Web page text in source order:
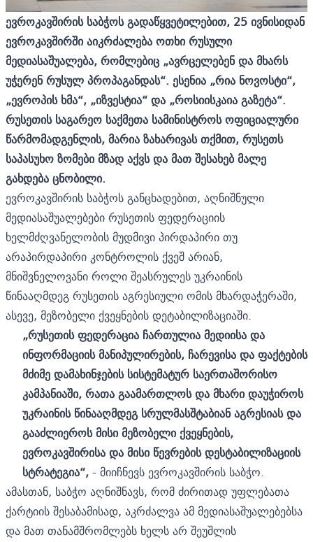
ევროკავშირის საბჭოს გადაწყვეტილებით, 25 ივნისიდან
ევროკავშირში აიკრძალება ოთხი რუსული
მედიასაშუალება, რომლებიც „ავრცელებენ და მხარს
უჭერენ რუსულ პროპაგანდას“. ესენია „რია ნოვოსტი“,
„ევროპის ხმა“, „იზვესტია“ და „როსიისკაია გაზეტა“.
რუსეთის საგარეო საქმეთა სამინისტროს ოფიციალური
წარმომადგენლის, მარია ზახარივას თქმით, რუსეთს
საპასუხო ზომები მზად აქვს და მათ შესახებ მალე
გახდება ცნობილი.
ევროკავშირის საბჭოს განცხადებით, აღნიშნული
მედიასაშუალებები რუსეთის ფედერაციის
ხელმძღვანელობის მუდმივი პირდაპირი თუ
არაპირდაპირი კონტროლის ქვეშ არიან,
მნიშვნელოვანი როლი შეასრულეს უკრაინის
წინააღმდეგ რუსეთის აგრესიული ომის მხარდაჭერაში,
ასევე, მეზობელი ქვეყნების დეტაბილიზაციაში.
„რუსეთის ფედერაცია ჩართულია მედიისა და
ინფორმაციის მანიპულირების, ჩარევისა და ფაქტების
მძიმე დამახინჯების სისტემატურ საერთაშორისო
კამპანიაში, რათა გაამართლოს და მხარი დაუჭიროს
უკრაინის წინააღმდეგ სრულმასშტაბიან აგრესიას და
გააძლიეროს მისი მეზობელი ქვეყნების,
ევროკავშირისა და მისი წევრების დესტაბილიზაციის
სტრატეგია“,- მიიჩნევსევროკავშირის საბჭო.
ამასთან, საბჭო აღნიშნავს, რომ ძირითად უფლებათა
ქარტიის შესაბამისად, აკრძალვა ამ მედიასაშუალებებსა
და მათ თანამშრომლებს ხელს არ შეუშლის